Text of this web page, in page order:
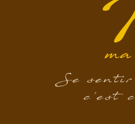
Se sentir
c’est